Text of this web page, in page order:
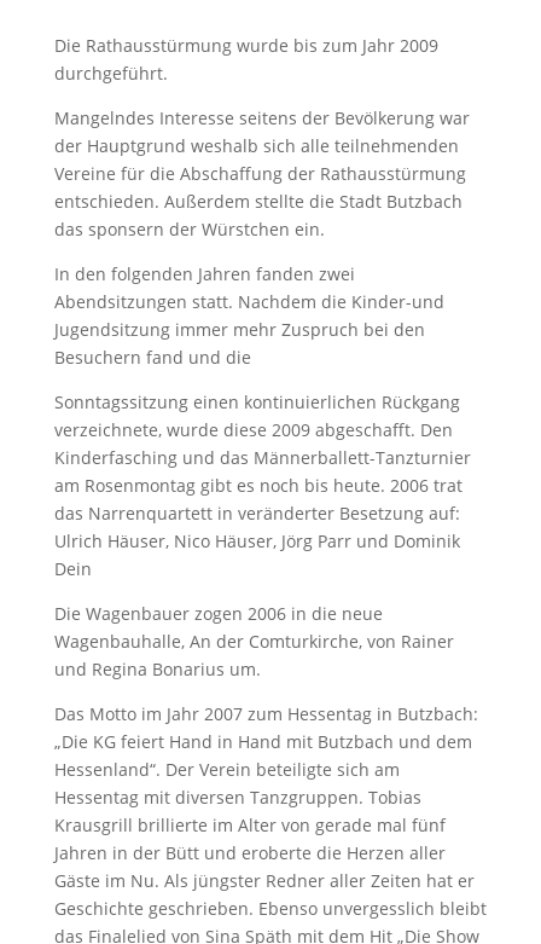
Die Rathausstürmung wurde bis zum Jahr 2009
durchgeführt.
Mangelndes Interesse seitens der Bevölkerung war
der Hauptgrund weshalb sich alle teilnehmenden
Vereine für die Abschaffung der Rathausstürmung
entschieden. Außerdem stellte die Stadt Butzbach
das sponsern der Würstchen ein.
In den folgenden Jahren fanden zwei
Abendsitzungen statt. Nachdem die Kinder-und
Jugendsitzung immer mehr Zuspruch bei den
Besuchern fand und die
Sonntagssitzung einen kontinuierlichen Rückgang
verzeichnete, wurde diese 2009 abgeschafft. Den
Kinderfasching und das Männerballett-Tanzturnier
am Rosenmontag gibt es noch bis heute. 2006 trat
das Narrenquartett in veränderter Besetzung auf:
Ulrich Häuser, Nico Häuser, Jörg Parr und Dominik
Dein
Die Wagenbauer zogen 2006 in die neue
Wagenbauhalle, An der Comturkirche, von Rainer
und Regina Bonarius um.
Das Motto im Jahr 2007 zum Hessentag in Butzbach:
„Die KG feiert Hand in Hand mit Butzbach und dem
Hessenland“. Der Verein beteiligte sich am
Hessentag mit diversen Tanzgruppen. Tobias
Krausgrill brillierte im Alter von gerade mal fünf
Jahren in der Bütt und eroberte die Herzen aller
Gäste im Nu. Als jüngster Redner aller Zeiten hat er
Geschichte geschrieben. Ebenso unvergesslich bleibt
das Finalelied von Sina Späth mit dem Hit „Die Show